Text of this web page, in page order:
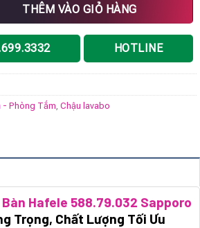
588.79.032 Sapporo 500 số lượng
THÊM VÀO GIỎ HÀNG
HOTLINE
- Phòng Tắm, Chậu lavabo
Hafele 588.79.032 Sapporo
Trọng, Chất Lượng Tối Ưu